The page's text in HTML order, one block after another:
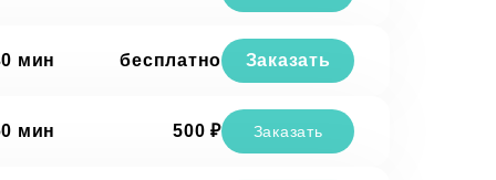
мин бесплатно Заказать
мин 500 ₽ Заказать